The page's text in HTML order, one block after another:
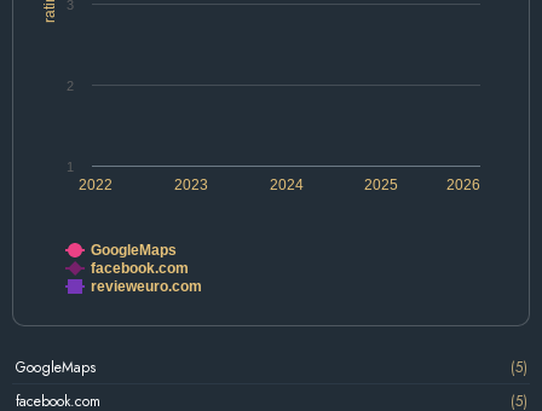
2022 2024 2026
2023 2025
1
2
3
GoogleMaps
facebook.com
revieweuro.com
GoogleMaps
(5)
facebook.com
(5)